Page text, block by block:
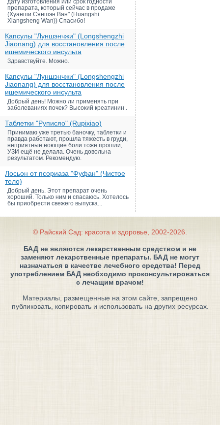
дату изготовления или срок годности
препарата, который сейчас в продаже
(Хуанши Сяншэн Ван" (Huangshi
Xiangsheng Wan)) Спасибо!
Капсулы "Луншэнчжи" (Longshengzhi
Jiaonang) для восстановления после
ишемического инсульта
Здравствуйте. Можно.
Капсулы "Луншэнчжи" (Longshengzhi
Jiaonang) для восстановления после
ишемического инсульта
Добрый день! Можно ли применять при
заболеваниях почек? Высокий креатинин .
Таблетки "Руписяо" (Rupixiao)
Принимаю уже третью баночку, таблетки и
правда работают, прошла тяжесть в груди,
неприятные ноющие боли тоже прошли,
УЗИ ещё не делала. Очень довольна
результатом. Рекомендую.
Лосьон от псориаза "Фуфан" (Чистое
тело)
Добрый день. Этот препарат очень
хороший. Только ним и спасаюсь. Хотелось
бы приобрести свежего выпуска...
© Райский Сад: красота и здоровье, 2002-2026.
БАД не являются лекарственным средством и не
заменяют лекарственные препараты. БАД не могут
назначаться в качестве лечебного средства! Перед
употреблением БАД необходимо проконсультироваться
с лечащим врачом!
Материалы, размещенные на этом сайте, запрещено
публиковать, копировать и использовать на других ресурсах.